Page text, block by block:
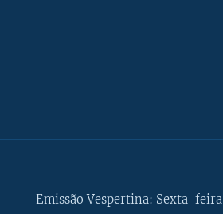
Emissão Vespertina: Sexta-feira